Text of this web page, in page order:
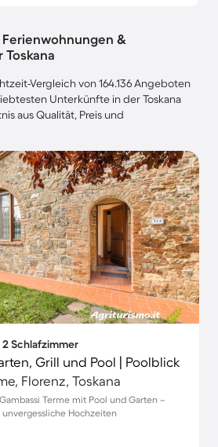
&
Toskana
Vergleich von 164.136 Angeboten
Unterkünfte in der Toskana
aus Qualität, Preis und
2 Schlafzimmer
Grill und Pool | Poolblick
Florenz, Toskana
Terme mit Pool und Garten –
Hochzeiten